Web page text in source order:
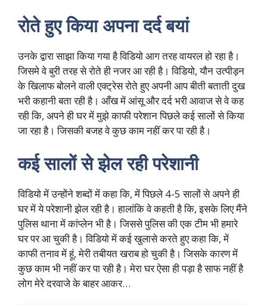
रोते हुए किया अपना दर्द बयां
उनके द्वारा साझा किया गया है विडियो आग तरह वायरल हो रहा है।
जिसमे वे बुरी तरह से रोते ही नजर आ रही है। विडियो, यौन उत्पीड़न
के खिलाफ बोलने वाली एक्ट्रेस रोते हुए अपनी आप बीती बताती दुख
भरी कहानी बता रही है। आँख में आंसू और दर्द भरी आवाज से वे कह
रही कि, अपने ही घर में मुझे काफी परेशान पिछले कई सालों से किया
जा रहा है। जिसकी बजह वे कुछ काम नहीं कर पा रही है।
कई सालों से झेल रही परेशानी
विडियो में उन्होंने शब्दों में कहा कि, में पिछले 4-5 सालों से अपने ही
घर में ये परेशानी झेल रही है। हालांकि वे कहती है कि, इसके लिए मैंने
पुलिस थाना में कांप्लेन भी है। जिससे पुलिस की एक टीम भी हमारे
घर पर आ चुकी है। विडियो में कई खुलासे करते हुए कहा कि, में
काफी तनाव में हूं, मेरी तबीयत खराब हो चुकी है। जिसके कारण में
कुछ काम भी नहीं कर पा रही है। मेरा घर ऐसा ही पड़ा है साफ नहीं है
लोग मेरे दरवाजे के बाहर आकर…